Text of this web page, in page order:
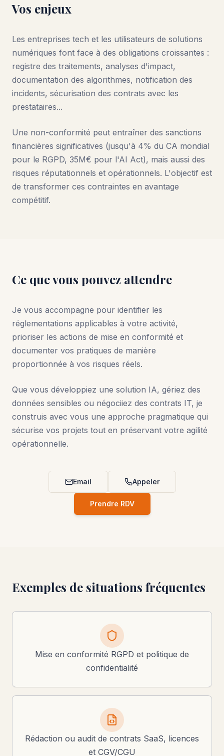
Vos enjeux
Les entreprises tech et les utilisateurs de solutions
numériques font face à des obligations croissantes :
registre des traitements, analyses d'impact,
documentation des algorithmes, notification des
incidents, sécurisation des contrats avec les
prestataires...
Une non-conformité peut entraîner des sanctions
financières significatives (jusqu'à 4% du CA mondial
pour le RGPD, 35M€ pour l'AI Act), mais aussi des
risques réputationnels et opérationnels. L'objectif est
de transformer ces contraintes en avantage
compétitif.
Ce que vous pouvez attendre
Je vous accompagne pour identifier les
réglementations applicables à votre activité,
prioriser les actions de mise en conformité et
documenter vos pratiques de manière
proportionnée à vos risques réels.
Que vous développiez une solution IA, gériez des
données sensibles ou négociiez des contrats IT, je
construis avec vous une approche pragmatique qui
sécurise vos projets tout en préservant votre agilité
opérationnelle.
Email Appeler
Prendre RDV
Exemples de situations fréquentes
Mise en conformité RGPD et politique de
confidentialité
Rédaction ou audit de contrats SaaS, licences
et CGV/CGU